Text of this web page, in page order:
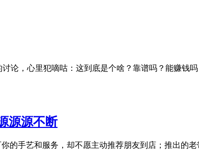
论，心里犯嘀咕：这到底是个啥？靠谱吗？能赚钱
源源不断
的手艺和服务，却不愿主动推荐朋友到店；推出的